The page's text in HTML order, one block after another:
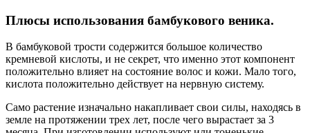
Плюсы использования бамбукового веника.
В бамбуковой трости содержится большое количество
кремневой кислоты, и не секрет, что именно этот компонент
положительно влияет на состояние волос и кожи. Мало того,
кислота положительно действует на нервную систему.
Само растение изначально накапливает свои силы, находясь в
земле на протяжении трех лет, после чего вырастает за 3